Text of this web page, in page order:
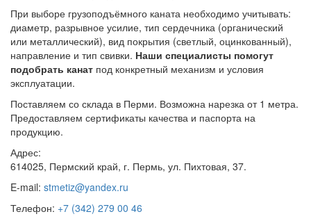
При выборе грузоподъёмного каната необходимо учитывать:
диаметр, разрывное усилие, тип сердечника (органический
или металлический), вид покрытия (светлый, оцинкованный),
направление и тип свивки. Наши специалисты помогут
подобрать канат под конкретный механизм и условия
эксплуатации.
Поставляем со склада в Перми. Возможна нарезка от 1 метра.
Предоставляем сертификаты качества и паспорта на
продукцию.
Адрес:
614025, Пермский край, г. Пермь, ул. Пихтовая, 37.
E-mail: stmetiz@yandex.ru
Телефон: +7 (342) 279 00 46